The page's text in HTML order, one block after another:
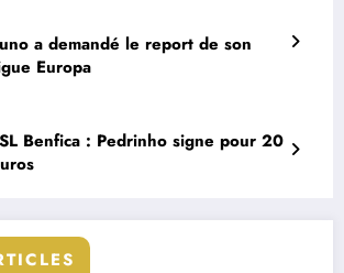
a demandé le report de son
Europa
Benfica : Pedrinho signe pour 20